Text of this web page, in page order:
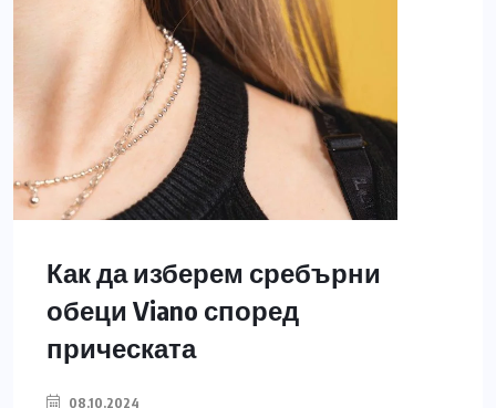
Как да изберем сребърни
обеци Viano според
прическата
08.10.2024